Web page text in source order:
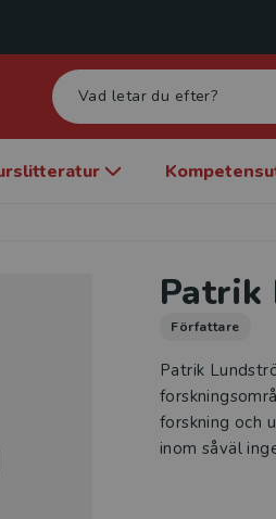
Patrik
Författare
Patrik
forskning och
inom såväl